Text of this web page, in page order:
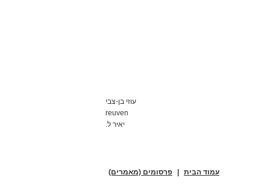
עוזי בן-צבי
reuven
יאיר ל.
עמוד הבית פרסומים (מאמרים)